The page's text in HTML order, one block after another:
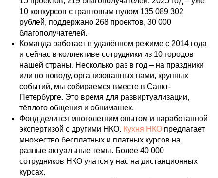
10 конкурсов с грантовым пулом 135 089 302
рублей, поддержано 268 проектов, 30 000
благополучателей.
Команда работает в удалённом режиме с 2014 года
и сейчас в коллективе сотрудники из 10 городов
нашей страны. Несколько раз в год – на праздники
или по поводу, организованных нами, крупных
событий, мы собираемся вместе в Санкт-
Петербурге. Это время для развиртуализации,
тёплого общения и обнимашек.
Фонд делится многолетним опытом и наработанной
экспертизой с другими НКО. Кухня НКО предлагает
множество бесплатных и платных курсов на
разные актуальные темы. Более 40 000
сотрудников НКО учатся у нас на дистанционных
курсах.